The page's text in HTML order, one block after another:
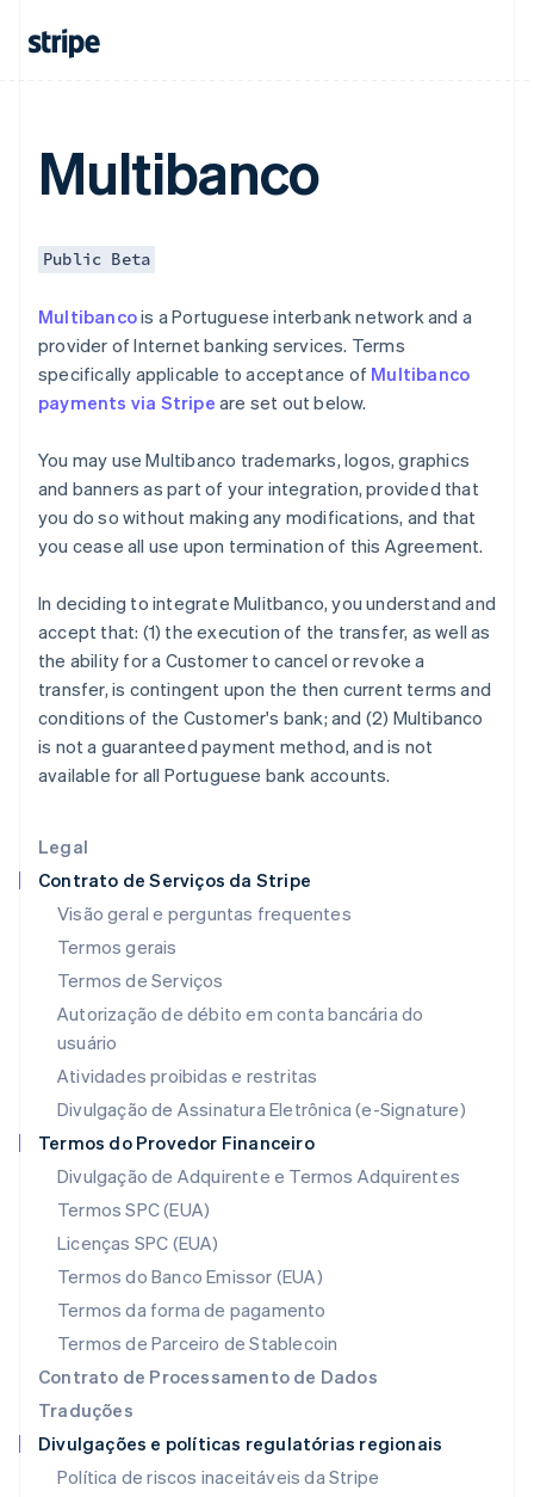
Legal
Contrato de Serviços da Stripe
Visão geral e perguntas frequentes
Termos gerais
Termos de Serviços
Autorização de débito em conta bancária do
usuário
Atividades proibidas e restritas
Divulgação de Assinatura Eletrônica (e-Signature)
Termos do Provedor Financeiro
Divulgação de Adquirente e Termos Adquirentes
Termos SPC (EUA)
Licenças SPC (EUA)
Termos do Banco Emissor (EUA)
Termos da forma de pagamento
Termos de Parceiro de Stablecoin
Contrato de Processamento de Dados
Traduções
Divulgações e políticas regulatórias regionais
Política de riscos inaceitáveis da Stripe
Multibanco
Public Beta
Multibancois a Portuguese interbank network and a
provider of Internet banking services. Terms
specifically applicable to acceptance of Multibanco
payments via Stripe are set out below.
You may use Multibanco trademarks, logos, graphics
and banners as part of your integration, provided that
you do so without making any modifications, and that
you cease all use upon termination of this Agreement.
In deciding to integrate Mulitbanco, you understand and
accept that: (1) the execution of the transfer, as well as
the ability for a Customer to cancel or revoke a
transfer, is contingent upon the then current terms and
conditions of the Customer's bank; and (2) Multibanco
is not a guaranteed payment method, and is not
available for all Portuguese bank accounts.
China continental
简体中文
English Italiano
Dinamarca
English
English
Eslovênia
EnglishItaliano
Espanha
Español English
Estônia
English
Finlândia
EnglishSvenska
Gibraltar
English
Grécia
English
Hungria
Índia
English
Italiano English
Japão
Letônia
English
Liechtenstein
Lituânia
English
Luxemburgo
Malásia
English简体中文
English
México
Español English
English
Nova Zelândia
Países Baixos
Nederlands
Polônia
English